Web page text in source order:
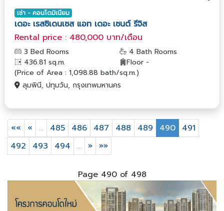
เช่า - คอนโดมิเนียม
เดอะ เรสซิเดนเซส แอท เดอะ เซนต์ รีจิส
Rental price : 480,000 บาท/เดือน
3 Bed Rooms
4 Bath Rooms
436.81 sq.m.
Floor -
(Price of Area : 1,098.88 bath/sq.m.)
ลุมพินี, ปทุมวัน, กรุงเทพมหานคร
«« « … 485 486 487 488 489 490 491
492
493 494 … » »»
Page 490 of 498